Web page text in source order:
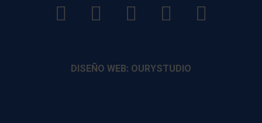
LinkedInInstagramFacebook
YouTube
DISEÑO WEB: OURYSTUDIO